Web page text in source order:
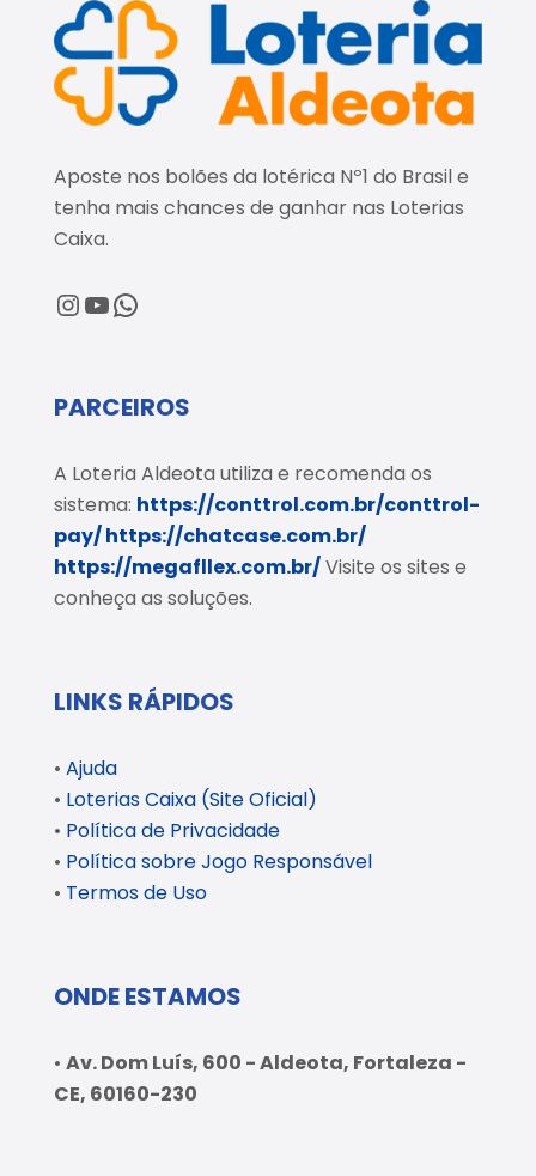
Aposte nos bolões da lotérica Nº1 do Brasil e
tenha mais chances de ganhar nas Loterias
Caixa.
@loteriaaldeota
@loteriaaldeota
Central de Atendimento
PARCEIROS
A Loteria Aldeota utiliza e recomenda os
sistema: https://conttrol.com.br/conttrol-
pay/https://chatcase.com.br/
https://megafllex.com.br/Visite os sites e
conheça as soluções.
LINKS RÁPIDOS
• Ajuda
• Loterias Caixa (Site Oficial)
• Política de Privacidade
• Política sobre Jogo Responsável
• Termos de Uso
ONDE ESTAMOS
• Av. Dom Luís, 600 - Aldeota, Fortaleza -
CE, 60160-230